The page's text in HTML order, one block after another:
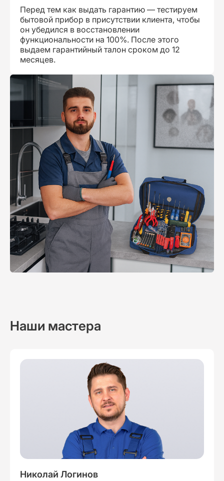
Перед тем как выдать гарантию — тестируем
бытовой прибор в присутствии клиента, чтобы
он убедился в восстановлении
функциональности на 100%. После этого
выдаем гарантийный талон сроком до 12
месяцев.
Наши мастера
Николай Логинов